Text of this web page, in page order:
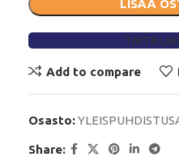
LISÄÄ
TÄYTÄ
Add to compare
Osasto:
Share: